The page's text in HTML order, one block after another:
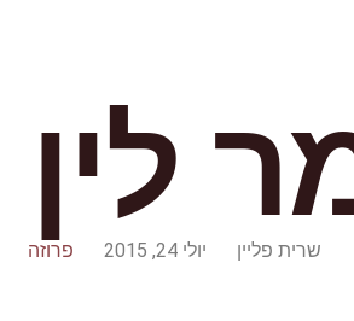
לין
שרית פליין יולי 24, 2015 פרוזה